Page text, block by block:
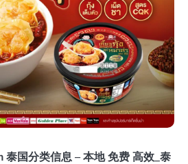
国分类信息 – 本地 免费 高效_泰